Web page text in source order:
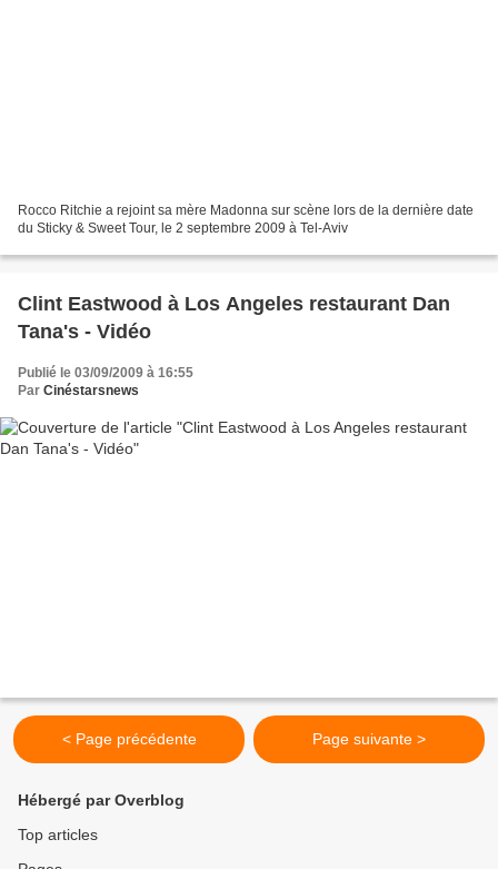
Rocco Ritchie a rejoint sa mère Madonna sur scène lors de la dernière date
du Sticky & Sweet Tour, le 2 septembre 2009 à Tel-Aviv
Clint Eastwood à Los Angeles restaurant Dan
Tana's - Vidéo
Publié le 03/09/2009 à 16:55
Par Cinéstarsnews
< Page précédente Page suivante >
Hébergé par Overblog
Top articles